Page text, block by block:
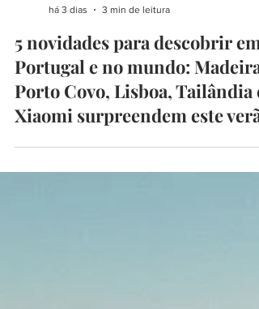
CarlaRibeiro
há 3 dias
3 min de leitura
5 novidades para descobrir em
Portugal e no mundo: Madeira,
Porto Covo, Lisboa, Tailândia e
Xiaomi surpreendem este verão